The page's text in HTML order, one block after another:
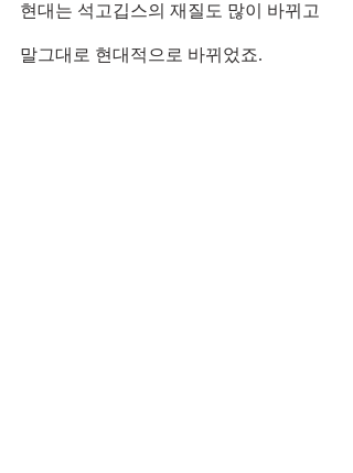
현대는 석고깁스의 재질도 많이 바뀌고
말그대로 현대적으로 바뀌었죠.